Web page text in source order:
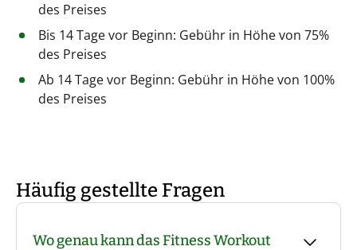
des Preises
Bis 14 Tage vor Beginn: Gebühr in Höhe von 75%
des Preises
Ab 14 Tage vor Beginn: Gebühr in Höhe von 100%
des Preises
Häufig gestellte Fragen
Wo genau kann das Fitness Workout